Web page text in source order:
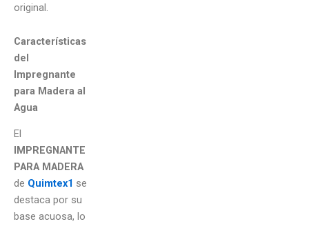
original.
Características
del
Impregnante
para Madera al
Agua
El
IMPREGNANTE
PARA MADERA
de Quimtex1 se
destaca por su
base acuosa, lo